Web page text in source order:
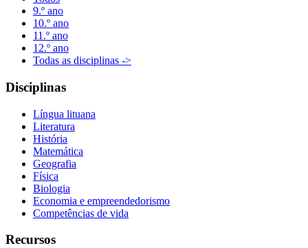
9.º ano
10.º ano
11.º ano
12.º ano
Todas as disciplinas ->
Disciplinas
Língua lituana
Literatura
História
Matemática
Geografia
Física
Biologia
Economia e empreendedorismo
Competências de vida
Recursos